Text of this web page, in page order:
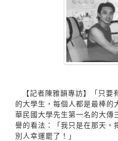
【記者陳雅韻專訪】「只
的大學生，每個人都是最棒的
華民國大學先生第一名的大傳
譽的看法：「我只是在那天，
別人幸運罷了！」